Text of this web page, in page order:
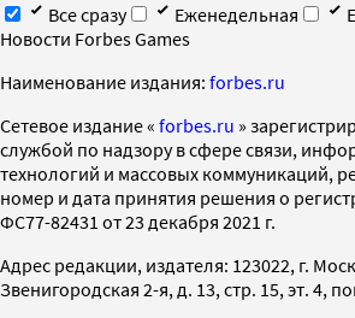
Все сразу
Еженедельная
Новости Forbes Games
Наименование издания: forbes.ru
Cетевое издание « forbes.ru »
службой по надзору в сфере связи,
технологий и массовых коммуникаций,
номер и дата принятия решения о
ФС77-82431 от 23 декабря 2021 г.
Адрес редакции, издателя: 123022, г.
Звенигородская 2-я, д. 13, стр. 15, эт. 4,